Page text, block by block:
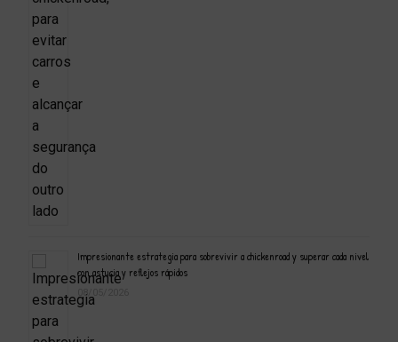
Impresionante estrategia para sobrevivir a chickenroad y superar cada nivel
con astucia y reflejos rápidos
08/05/2026